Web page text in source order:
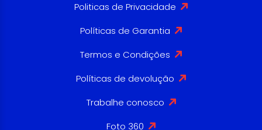
Politicas de Privacidade
Políticas de Garantia
Termos e Condições
Políticas de devolução
Trabalhe conosco
Foto 360